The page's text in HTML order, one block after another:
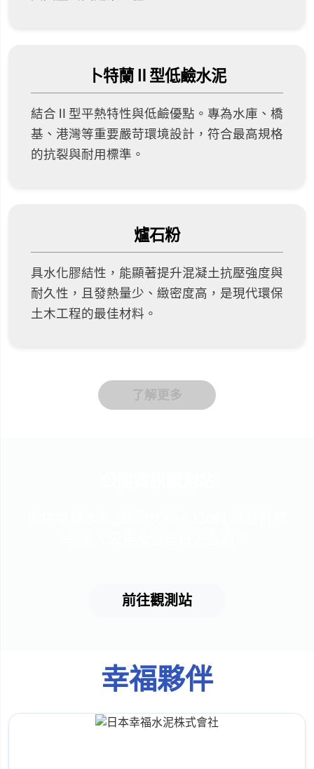
卜特蘭Ⅱ型低鹼水泥
結合Ⅱ型平熱特性與低鹼優點。專為水庫、橋
基、港灣等重要嚴苛環境設計，符合最高規格
的抗裂與耐用標準。
爐石粉
具水化膠結性，能顯著提升混凝土抗壓強度與
耐久性，且發熱量少、緻密度高，是現代環保
土木工程的最佳材料。
了解更多
前往觀測站
幸福夥伴